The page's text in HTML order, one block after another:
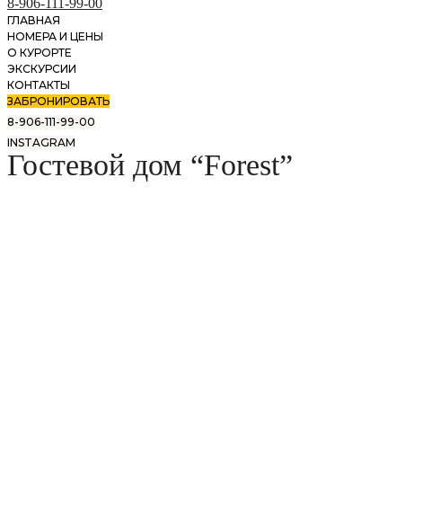
8-906-111-99-00
ГЛАВНАЯ
НОМЕРА И ЦЕНЫ
О КУРОРТЕ
ЭКСКУРСИИ
КОНТАКТЫ
ЗАБРОНИРОВАТЬ
8-906-111-99-00
INSTAGRAM
Гостевой дом “Forest”